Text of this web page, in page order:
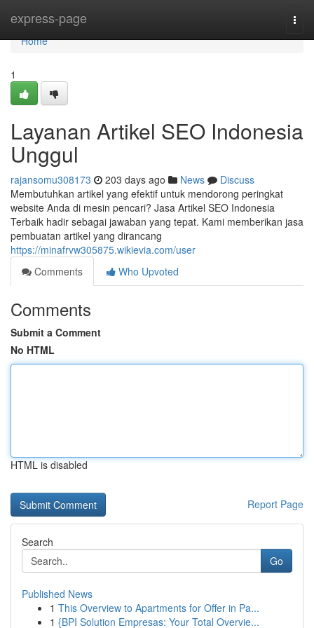
express-page
Home
Home
1
Layanan Artikel SEO Indonesia
Unggul
rajansomu308173 203 days ago News
Discuss
Membutuhkan artikel yang efektif untuk mendorong peringkat
website Anda di mesin pencari? Jasa Artikel SEO Indonesia
Terbaik hadir sebagai jawaban yang tepat. Kami memberikan jasa
pembuatan artikel yang dirancang
https://minafrvw305875.wikievia.com/user
Comments
Who Upvoted
Comments
Submit a Comment
No HTML
HTML is disabled
Report Page
Search
Go
Published News
1 This Overview to Apartments for Offer in Pa...
1 {BPI Solution Empresas: Your Total Overvie...